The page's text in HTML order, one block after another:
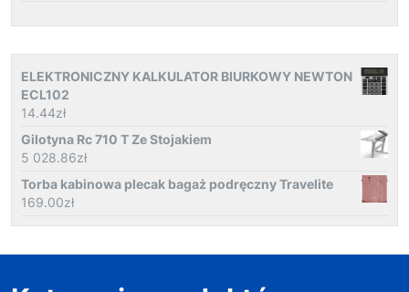
ELEKTRONICZNY KALKULATOR BIURKOWY NEWTON
ECL102
14.44zł
Gilotyna Rc 710 T Ze Stojakiem
5 028.86zł
Torba kabinowa plecak bagaż podręczny Travelite
169.00zł